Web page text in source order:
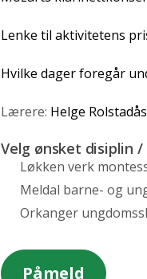
Lenke til aktivitetens
Hvilke dager foregår
Lærere: Helge Rolstadås
Velg ønsket disiplin
Løkken verk
Meldal barne- og
Orkanger
Påmeld